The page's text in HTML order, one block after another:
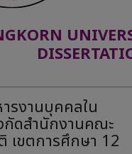
รงานบุคคลใน
กัดสำนักงานคณะ
เขตการศึกษา 12